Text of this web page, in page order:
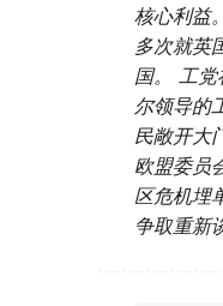
核心利益
多次就英
国。 工
尔领导的
民敞开大
欧盟委员
区危机埋
争取重新